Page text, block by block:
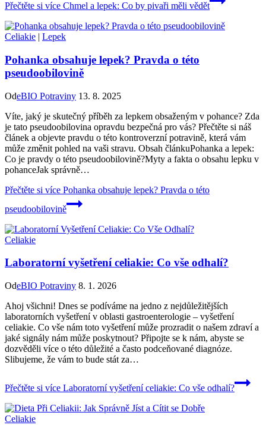
Přečtěte si více Chmel a lepek: Co by pivaři měli vědět
Celiakie | Lepek
Pohanka obsahuje lepek? Pravda o této
pseudoobilovině
OdeBIO Potraviny 13. 8. 2025
Víte, jaký je skutečný příběh za lepkem obsaženým v pohance? Zda
je tato pseudoobilovina opravdu bezpečná pro vás? Přečtěte si náš
článek a objevte pravdu o této kontroverzní potravině, která vám
může změnit pohled na vaši stravu. Obsah článkuPohanka a lepek:
Co je pravdy o této pseudoobilovině?Myty a fakta o obsahu lepku v
pohanceJak správně…
Přečtěte si více Pohanka obsahuje lepek? Pravda o této
pseudoobilovině
Celiakie
Laboratorní vyšetření celiakie: Co vše odhalí?
OdeBIO Potraviny 8. 1. 2026
Ahoj ‌všichni! Dnes se ⁣podíváme na jedno z nejdůležitějších
laboratorních vyšetření v oblasti gastroenterologie – vyšetření
celiakie. Co vše nám⁣ toto vyšetření může prozradit o našem⁢ zdraví a
jaké signály nám ⁤může poskytnout? Připojte se k​ nám, abyste se
dozvěděli více o této důležité a často podceňované diagnóze.⁣
Slibujeme, že vám to bude‍ stát za…
Přečtěte si více Laboratorní vyšetření celiakie: Co vše odhalí?
Celiakie